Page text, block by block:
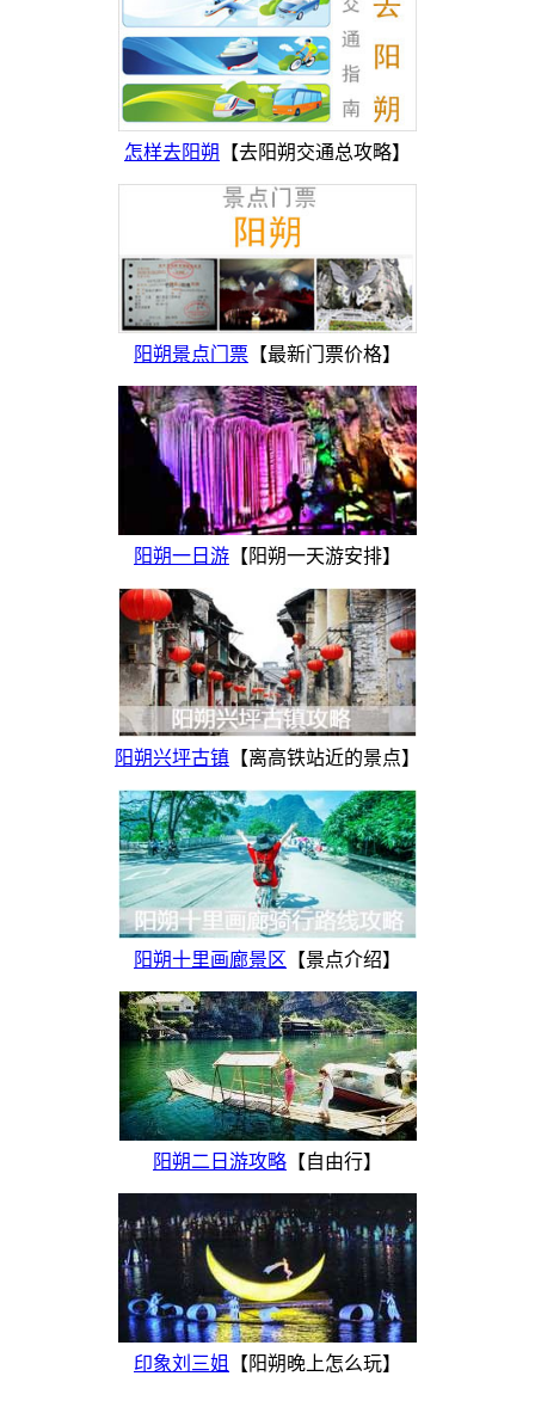
怎样去阳朔 【去阳朔交通总攻略】
阳朔景点门票 【最新门票价格】
阳朔一日游 【阳朔一天游安排】
阳朔兴坪古镇 【离高铁站近的景点】
阳朔十里画廊景区 【景点介绍】
阳朔二日游攻略 【自由行】
印象刘三姐 【阳朔晚上怎么玩】